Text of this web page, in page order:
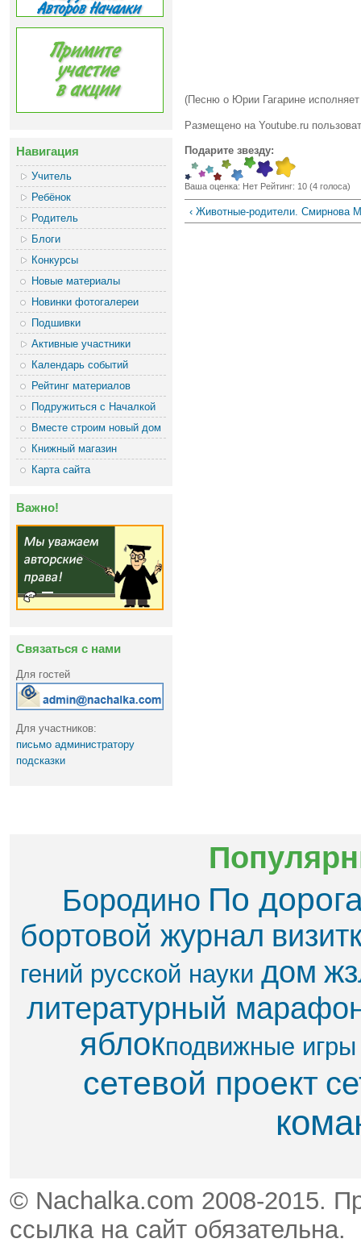
Навигация
Учитель
Ребёнок
Родитель
Блоги
Конкурсы
Новые материалы
Новинки фотогалереи
Подшивки
Активные участники
Календарь событий
Рейтинг материалов
Подружиться с Началкой
Вместе строим новый дом
Книжный магазин
Карта сайта
Важно!
Связаться с нами
Для гостей
Для участников:
письмо администратору
подсказки
(Песню о Юрии Гагарине
Размещено на Youtube.ru
Подарите звезду:
Ваша оценка: Нет Рейтинг: 10 (4голоса)
‹ Животные-родители. Смирнова
Бородино По
бортовой журнал
гений русской науки дом
литературный
яблок​подвижные игры
сетевой проект
© Nachalka.com 2008-2015.
ссылка на сайт обязательна.